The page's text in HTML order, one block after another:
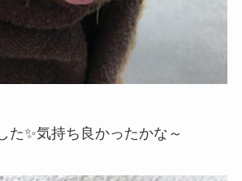
た✨気持ち良かったかな～